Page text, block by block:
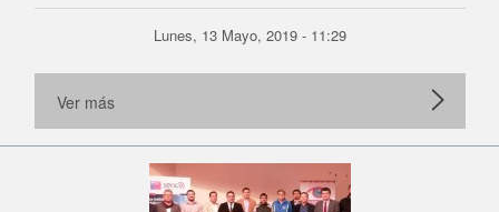
Lunes, 13 Mayo, 2019 - 11:29
Ver más